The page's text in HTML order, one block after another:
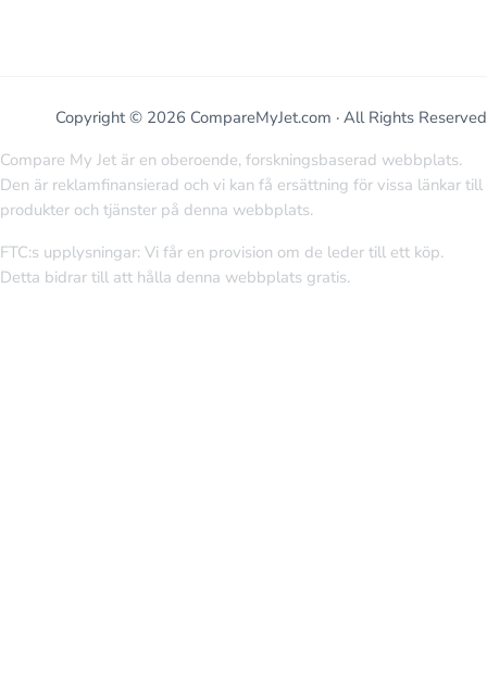
Copyright © 2026 CompareMyJet.com · All Rights Reserved
Compare My Jet är en oberoende, forskningsbaserad webbplats.
Den är reklamfinansierad och vi kan få ersättning för vissa länkar till
produkter och tjänster på denna webbplats.
FTC:s upplysningar: Vi får en provision om de leder till ett köp.
Detta bidrar till att hålla denna webbplats gratis.